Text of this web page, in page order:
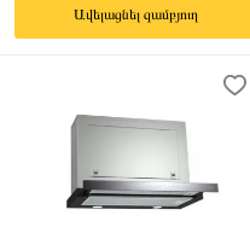
Ավելացնել զամբյուղ